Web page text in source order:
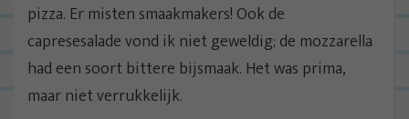
pizza. Er misten smaakmakers! Ook de
capresesalade vond ik niet geweldig; de mozzarella
had een soort bittere bijsmaak. Het was prima,
maar niet verrukkelijk.